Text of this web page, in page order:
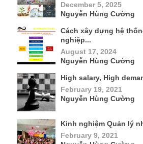
December 5, 2025
Nguyễn Hùng Cường
Cách xây dựng hệ
nghiệp...
August 17, 2024
Nguyễn Hùng Cường
High salary, High
February 19, 2021
Nguyễn Hùng Cường
Kinh nghiệm Quản lý
February 9, 2021